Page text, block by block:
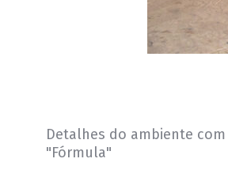
Detalhes do ambiente
"Fórmula"